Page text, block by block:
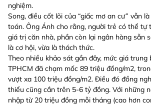
nghiệm.
Song, điều cốt lõi của “giấc mơ an cư” vẫn
toán. Ông Ánh cho rằng, người trẻ có thể tự
giá trị căn nhà, phần còn lại ngân hàng sẵn
là cơ hội, vừa là thách thức.
Theo nhiều khảo sát gần đây, mức giá trung
TPHCM đã chạm mốc 89 triệu đồng/m2,
vượt xa 100 triệu đồng/m2. Điều đó đồng
thiểu cũng cần trên 5-6 tỷ đồng. Với những
nhập từ 20 triệu đồng mỗi tháng (cao hơn